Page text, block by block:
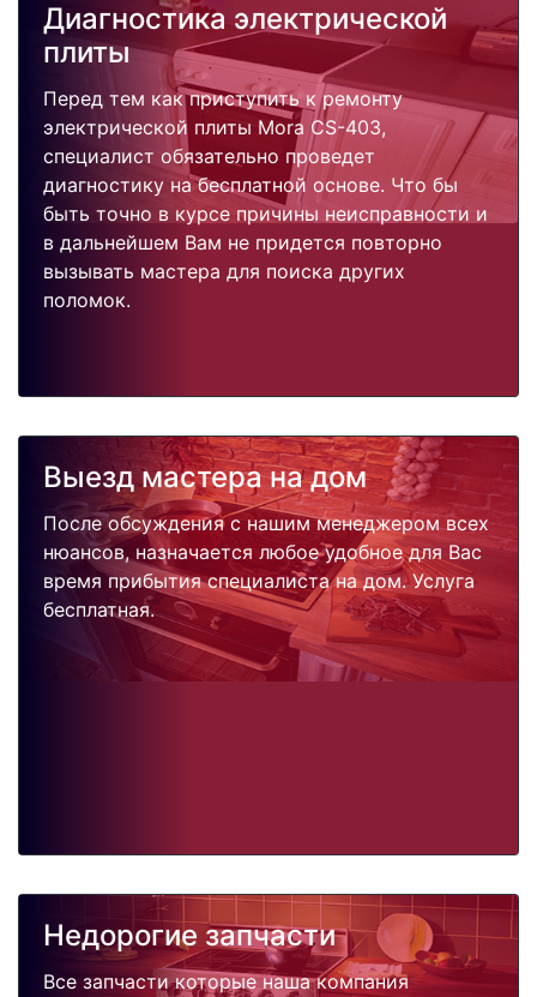
Диагностика электрической
плиты
Перед тем как приступить к ремонту
электрической плиты Mora CS-403,
специалист обязательно проведет
диагностику на бесплатной основе. Что бы
быть точно в курсе причины неисправности и
в дальнейшем Вам не придется повторно
вызывать мастера для поиска других
поломок.
Выезд мастера на дом
После обсуждения с нашим менеджером всех
нюансов, назначается любое удобное для Вас
время прибытия специалиста на дом. Услуга
бесплатная.
Недорогие запчасти
Все запчасти которые наша компания